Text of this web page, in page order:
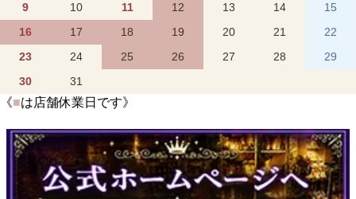
9
10 11 12 13 14
15
16
17 18 19 20 21
22
23
24 25 26 27 28
29
30
31
《■は店舗休業日です》